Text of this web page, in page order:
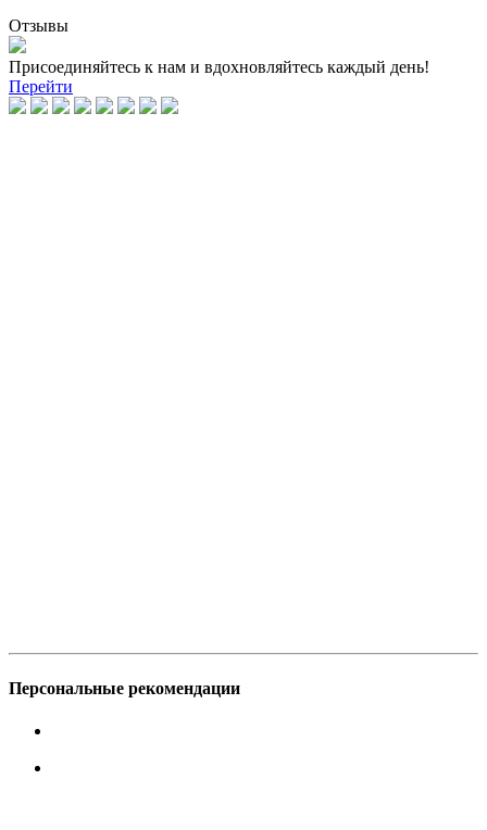
Отзывы
Присоединяйтесь к нам и вдохновляйтесь каждый день!
Перейти
Персональные рекомендации